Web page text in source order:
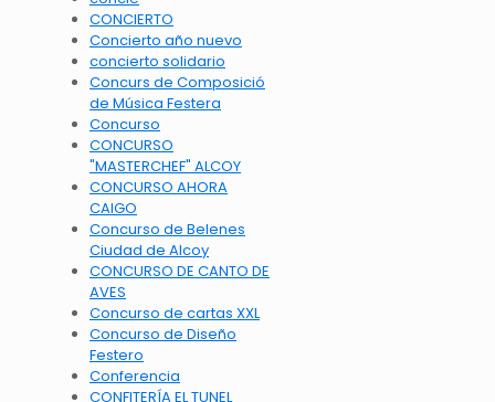
CONCIERTO
Concierto año nuevo
concierto solidario
Concurs de Composició
de Música Festera
Concurso
CONCURSO
"MASTERCHEF" ALCOY
CONCURSO AHORA
CAIGO
Concurso de Belenes
Ciudad de Alcoy
CONCURSO DE CANTO DE
AVES
Concurso de cartas XXL
Concurso de Diseño
Festero
Conferencia
CONFITERÍA EL TUNEL